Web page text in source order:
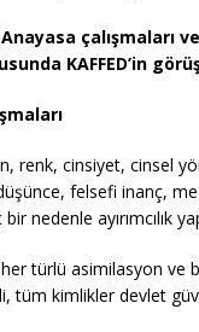
çalışmaları ve
KAFFED’in
renk, cinsiyet, cinsel
felsefi inanç,
nedenle ayırımcılık
türlü asimilasyon ve
tüm kimlikler devlet